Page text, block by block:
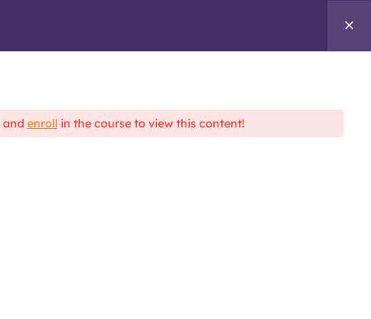
and enroll in the course to view this content!